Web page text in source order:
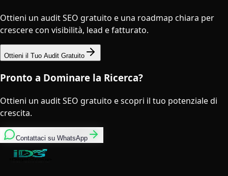
Ottieni un audit SEO gratuito e una roadmap chiara per
crescere con visibilità, lead e fatturato.
Ottieni il Tuo Audit Gratuito
Pronto a Dominare la Ricerca?
Ottieni un audit SEO gratuito e scopri il tuo potenziale di
crescita.
Contattaci su WhatsApp